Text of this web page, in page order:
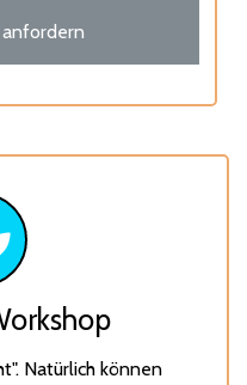
Natürlich können